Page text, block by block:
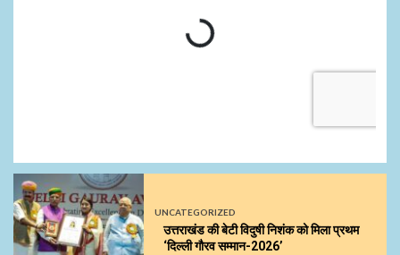
UNCATEGORIZED
उत्तराखंड की बेटी विदुषी निशंक को मिला प्रथम
‘दिल्ली गौरव सम्मान-2026’